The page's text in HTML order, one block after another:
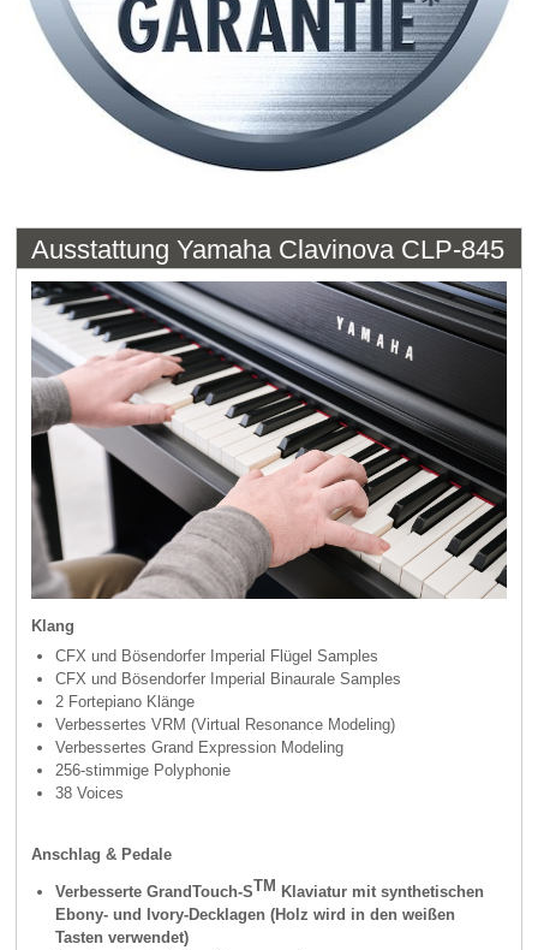
Ausstattung Yamaha Clavinova CLP-845
Klang
CFX und Bösendorfer Imperial Flügel Samples
CFX und Bösendorfer Imperial Binaurale Samples
2 Fortepiano Klänge
Verbessertes VRM (Virtual Resonance Modeling)
Verbessertes Grand Expression Modeling
256-stimmige Polyphonie
38 Voices
Anschlag & Pedale
Verbesserte GrandTouch-STM Klaviatur mit synthetischen
Ebony- und Ivory-Decklagen (Holz wird in den weißen
Tasten verwendet)